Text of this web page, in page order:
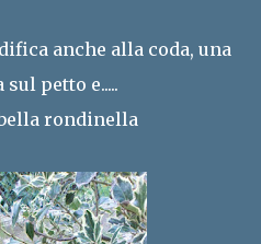
anche alla coda, una
petto e.....
rondinella